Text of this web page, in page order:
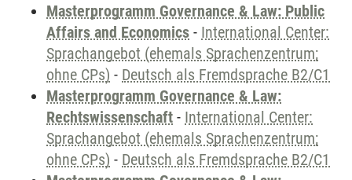
Masterprogramm Governance & Law: Public
Affairs and Economics - International Center:
Sprachangebot (ehemals Sprachenzentrum;
ohne CPs) - Deutsch als Fremdsprache B2/C1
Masterprogramm Governance & Law:
Rechtswissenschaft - International Center:
Sprachangebot (ehemals Sprachenzentrum;
ohne CPs) - Deutsch als Fremdsprache B2/C1